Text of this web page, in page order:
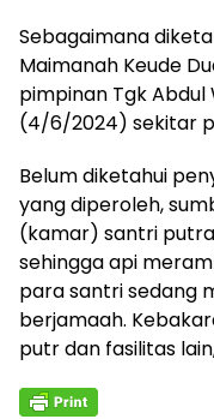
Sebagaimana
Maimanah Keude
pimpinan Tgk
(4/6/2024) sekitar
Belum diketahui
yang diperoleh,
(kamar) santri
sehingga api
para santri sedang
berjamaah.
putr dan fasilitas